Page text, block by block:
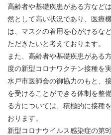
高齢者や基礎疾患がある方など
然として高い状況であり、医療
は、マスクの着用を心がけるな
ただきたいと考えております。
また、高齢者や基礎疾患がある
度の新型コロナワクチン接種を
水戸市医師会の御協力のもと、
を受けることができる体制を整
る方については、積極的に接種
おります。
新型コロナウイルス感染症の第